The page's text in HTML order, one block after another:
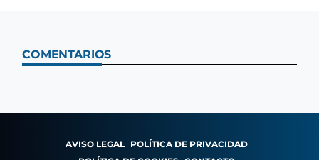
COMENTARIOS
AVISO LEGAL POLÍTICA DE PRIVACIDAD